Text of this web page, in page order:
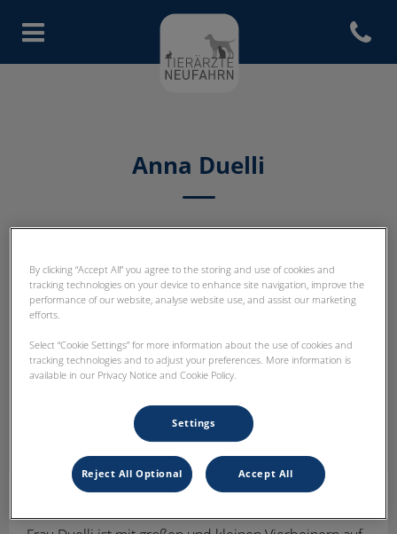
Homepage Tierärzte Neufahrn
Open
Anna Duelli
By clicking “Accept All” you agree to the storing and use of cookies and
tracking technologies on your device to enhance site navigation, improve the
performance of our website, analyse website use, and assist our marketing
efforts.
Select “Cookie Settings” for more information about the use of cookies and
tracking technologies and to adjust your preferences. More information is
available in our Privacy Notice and Cookie Policy.
Settings
Reject All Optional Accept All